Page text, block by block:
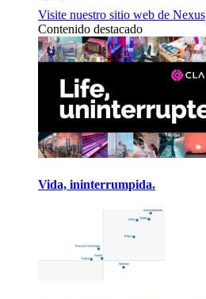
Visite nuestro sitio web de Nexus
Contenido destacado
Vida, ininterrumpida.